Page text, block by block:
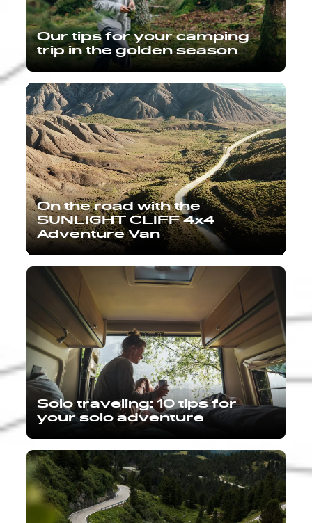
Our tips for your camping
trip in the golden season
On the road with the
SUNLIGHT CLIFF 4x4
Adventure Van
Solo traveling: 10 tips for
your solo adventure